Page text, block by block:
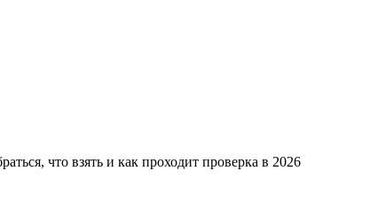
что взять и как проходит проверка в 2026